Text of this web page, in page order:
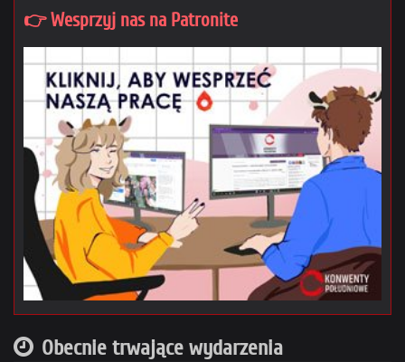
👉 Wesprzyj nas na Patronite
Obecnie trwające wydarzenia